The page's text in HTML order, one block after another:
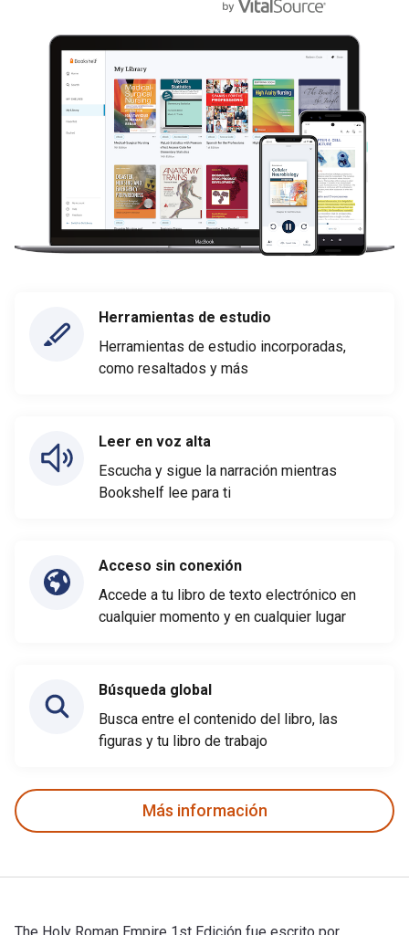
Herramientas de estudio
Herramientas de estudio incorporadas,
como resaltados y más
Leer en voz alta
Escucha y sigue la narración mientras
Bookshelf lee para ti
Acceso sin conexión
Accede a tu libro de texto electrónico en
cualquier momento y en cualquier lugar
Búsqueda global
Busca entre el contenido del libro, las
figuras y tu libro de trabajo
Más información
The Holy Roman Empire 1st Edición fue escrito por